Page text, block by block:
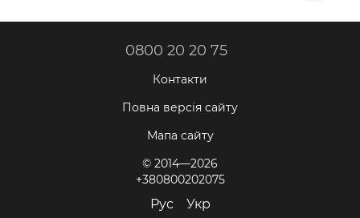
0800 20 20 75
Контакти
Повна версія сайту
Мапа сайту
© 2014—2026
+380800202075
Рус Укр